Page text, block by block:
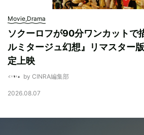
Movie,Drama
ソクーロフが90分ワンカットで
ルミタージュ幻想』リマスター
定上映
by CINRA編集部
2026.08.07